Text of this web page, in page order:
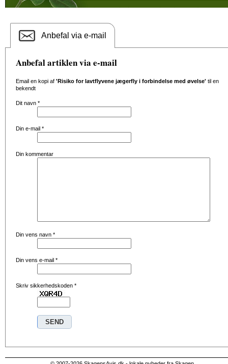
Anbefal via e-mail
Anbefal artiklen via e-mail
Email en kopi af 'Risiko for lavtflyvene jægerfly i forbindelse med øvelse' til en
bekendt
Dit navn *
Din e-mail *
Din kommentar
Din vens navn *
Din vens e-mail *
Skriv sikkerhedskoden *